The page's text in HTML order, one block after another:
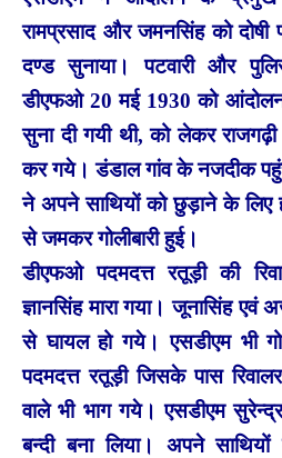
रामप्रसाद और जमनसिंह को दोषी
दण्ड सुनाया। पटवारी और
डीएफओ 20 मई 1930 को
सुना दी गयी थी, को लेकर
कर गये। डंडाल गांव के नजदीक
ने अपने साथियों को छुड़ाने के लिए
से जमकर गोलीबारी हुई।
डीएफओ पदमदत्त रतूड़ी की
ज्ञानसिंह मारा गया। जूनासिंह एवं
से घायल हो गये। एसडीएम भी
पदमदत्त रतूड़ी जिसके पास
वाले भी भाग गये। एसडीएम
बन्दी बना लिया। अपने